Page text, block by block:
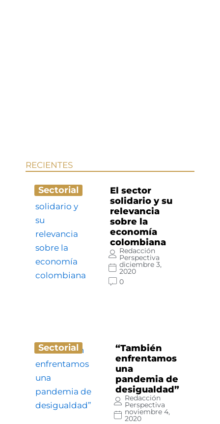
RECIENTES
Sectorial
El sector
solidario y su
relevancia
sobre la
economía
colombiana
Redacción
Perspectiva
diciembre 3,
2020
0
Sectorial
“También
enfrentamos
una
pandemia de
desigualdad”
Redacción
Perspectiva
noviembre 4,
2020